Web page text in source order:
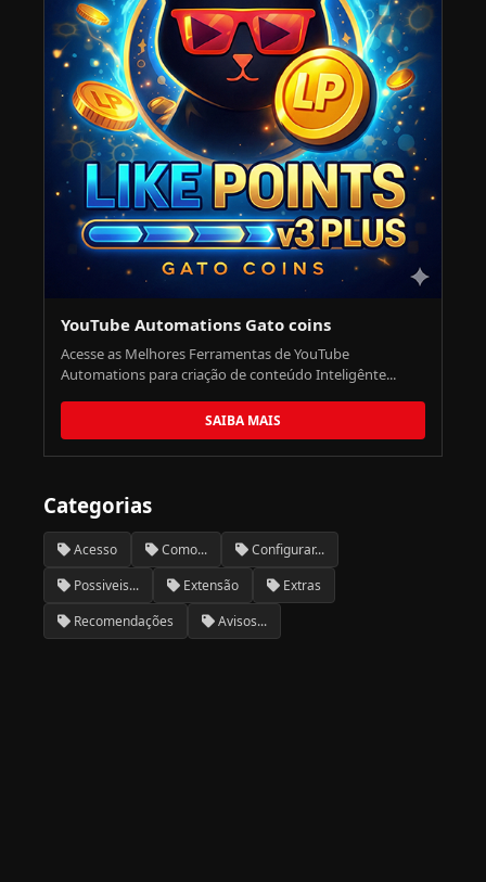
YouTube Automations Gato coins
Acesse as Melhores Ferramentas de YouTube
Automations para criação de conteúdo Inteligênte...
SAIBA MAIS
Categorias
Acesso Como...
Configurar...
Possiveis...
Extensão
Extras
Recomendações
Avisos...